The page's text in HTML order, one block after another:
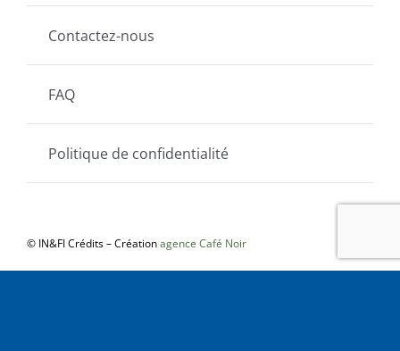
Contactez-nous
FAQ
Politique de confidentialité
© IN&FI Crédits – Créationagence Café Noir